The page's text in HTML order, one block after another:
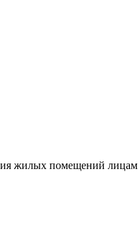
жилых помещений лицам